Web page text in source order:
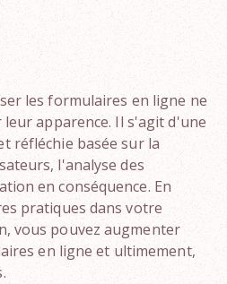
les formulaires en ligne ne
apparence. Il s'agit d'une
réfléchie basée sur la
l'analyse des
en conséquence. En
pratiques dans votre
vous pouvez augmenter
en ligne et ultimement,